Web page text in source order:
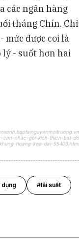
các ngân hàng
tháng Chín. Chỉ
mức được coi là
- suốt hơn hai
can-nhac-goi-kich-thich-bat-do
hoang-keo-dai-55403.html
dụng #lãi suất